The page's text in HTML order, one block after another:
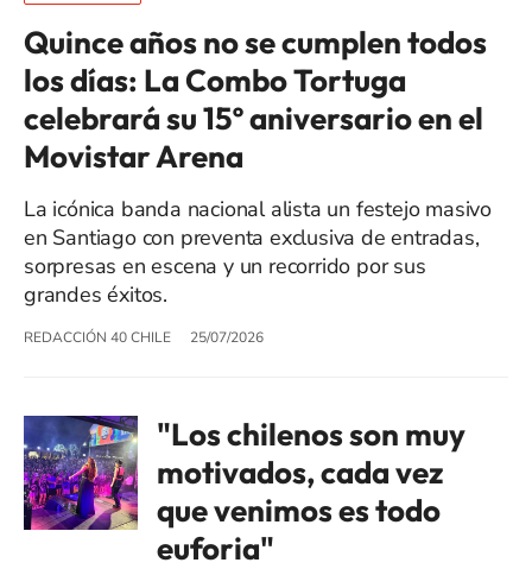
Quince años no se cumplen todos
los días: La Combo Tortuga
celebrará su 15º aniversario en el
Movistar Arena
La icónica banda nacional alista un festejo masivo
en Santiago con preventa exclusiva de entradas,
sorpresas en escena y un recorrido por sus
grandes éxitos.
REDACCIÓN 40 CHILE 25/07/2026
"Los chilenos son muy
motivados, cada vez
que venimos es todo
euforia"